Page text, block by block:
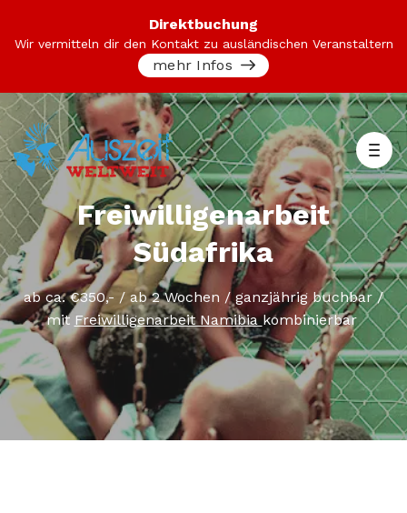
Freiwilligenarbeit
Südafrika
ab ca. €350,- / ab 2 Wochen / ganzjährig buchbar /
mit Freiwilligenarbeit Namibiakombinierbar
Direktbuchung
Wir vermitteln dir den Kontakt zu ausländischen Veranstaltern
mehr Infos